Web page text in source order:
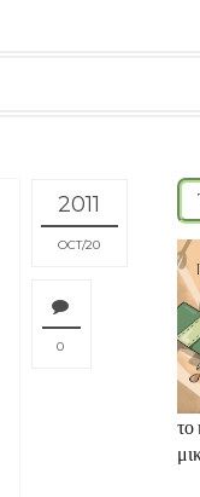
2011
OCT 20
0
το